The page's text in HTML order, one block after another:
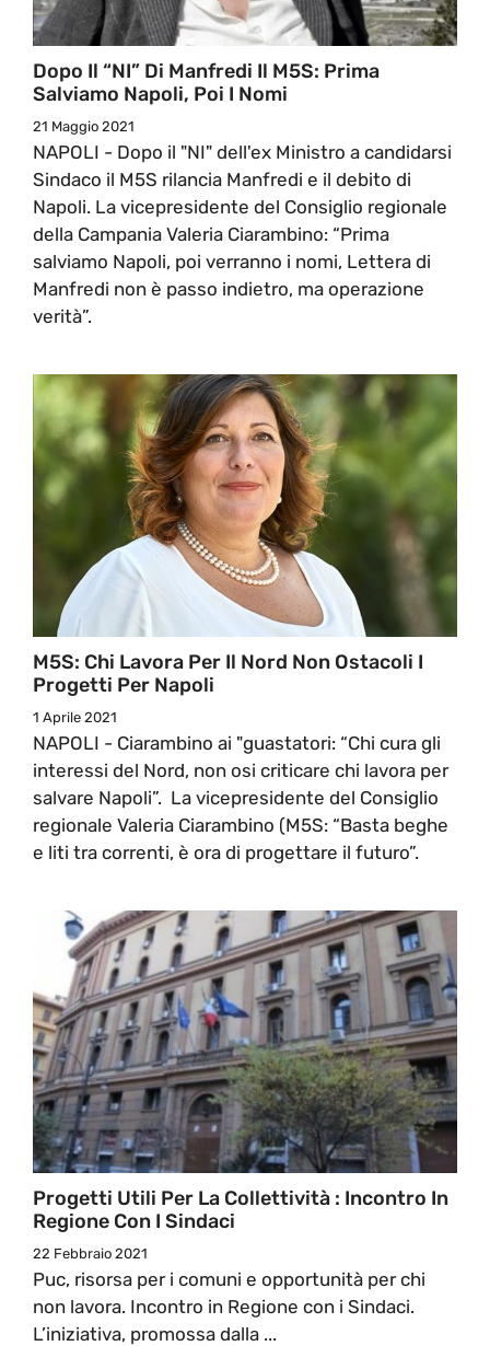
Dopo Il “NI” Di Manfredi Il M5S: Prima
Salviamo Napoli, Poi I Nomi
21 Maggio 2021
NAPOLI - Dopo il "NI" dell'ex Ministro a candidarsi
Sindaco il M5S rilancia Manfredi e il debito di
Napoli. La vicepresidente del Consiglio regionale
della Campania Valeria Ciarambino: “Prima
salviamo Napoli, poi verranno i nomi, Lettera di
Manfredi non è passo indietro, ma operazione
verità”.
M5S: Chi Lavora Per Il Nord Non Ostacoli I
Progetti Per Napoli
1 Aprile 2021
NAPOLI - Ciarambino ai "guastatori: “Chi cura gli
interessi del Nord, non osi criticare chi lavora per
salvare Napoli”. La vicepresidente del Consiglio
regionale Valeria Ciarambino (M5S: “Basta beghe
e liti tra correnti, è ora di progettare il futuro”.
Progetti Utili Per La Collettività : Incontro In
Regione Con I Sindaci
22 Febbraio 2021
Puc, risorsa per i comuni e opportunità per chi
non lavora. Incontro in Regione con i Sindaci.
L’iniziativa, promossa dalla ...